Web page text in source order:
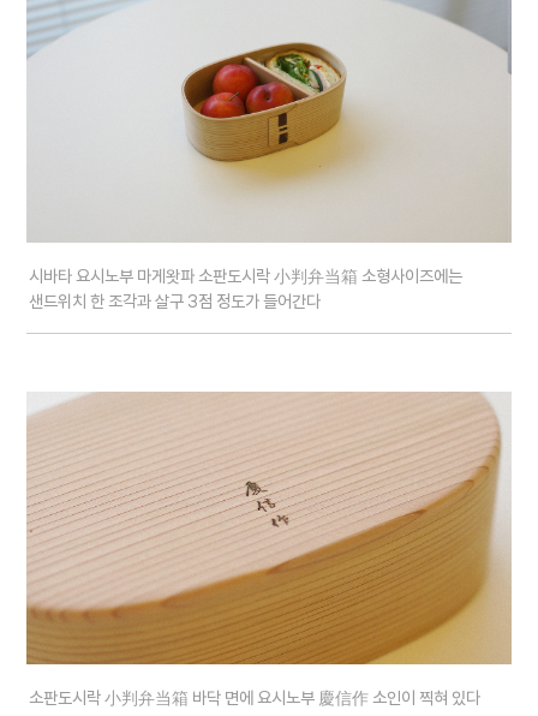
시바타 요시노부 마게왓파 소판도시락 小判弁当箱 소형사이즈에는
샌드위치 한 조각과 살구 3점 정도가 들어간다
소판도시락 小判弁当箱 바닥 면에 요시노부 慶信作 소인이 찍혀 있다